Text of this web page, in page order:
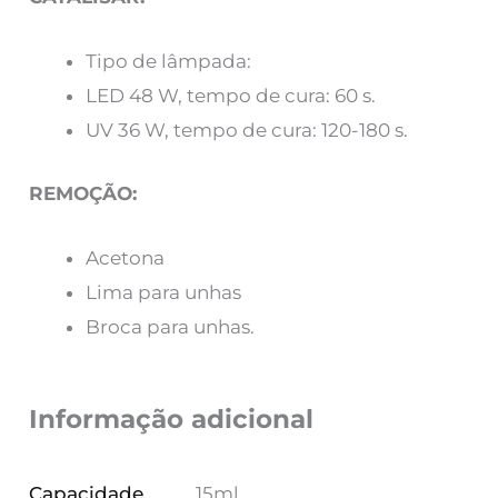
Tipo de lâmpada:
LED 48 W, tempo de cura: 60 s.
UV 36 W, tempo de cura: 120-180 s.
REMOÇÃO:
Acetona
Lima para unhas
Broca para unhas.
Informação adicional